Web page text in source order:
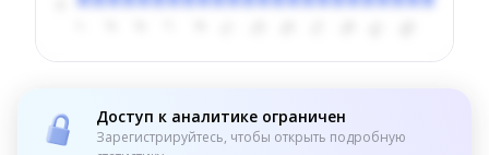
Доступ к аналитике ограничен
Зарегистрируйтесь, чтобы открыть подробную